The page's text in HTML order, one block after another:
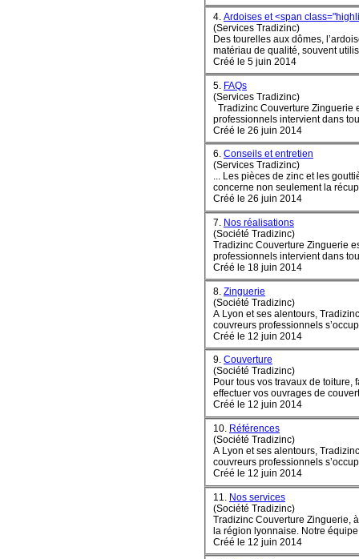
4. Ardoises et <span
(Services Tradizinc)
Des tourelles aux dômes,
Créé le 5 juin 2014
5. FAQs
(Services Tradizinc)
Tradizinc Couverture Zinguerie
professionnels intervient dans
Créé le 26 juin 2014
6. Conseils et entretien
(Services Tradizinc)
... Les pièces de zinc et les
concerne non seulement la
Créé le 26 juin 2014
7. Nos réalisations
(Société Tradizinc)
Tradizinc Couverture Zinguerie
professionnels intervient dans
Créé le 18 juin 2014
8. Zinguerie
(Société Tradizinc)
A Lyon et ses alentours, Tradizinc
couvreurs professionnels
Créé le 12 juin 2014
9. Couverture
(Société Tradizinc)
Pour tous vos travaux de toiture,
Créé le 12 juin 2014
10. Références
(Société Tradizinc)
A Lyon et ses alentours, Tradizinc
couvreurs professionnels
Créé le 12 juin 2014
11. Nos services
(Société Tradizinc)
Tradizinc Couverture Zinguerie,
la région lyonnaise. Notre
Créé le 12 juin 2014